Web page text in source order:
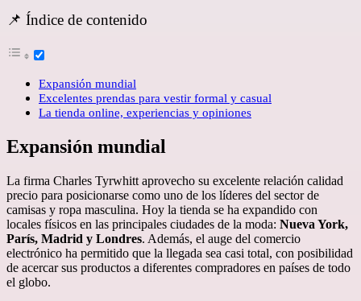
📌 Índice de contenido
Expansión mundial
Excelentes prendas para vestir formal y casual
La tienda online, experiencias y opiniones
Expansión mundial
La firma Charles Tyrwhitt aprovecho su excelente relación calidad
precio para posicionarse como uno de los líderes del sector de
camisas y ropa masculina. Hoy la tienda se ha expandido con
locales físicos en las principales ciudades de la moda: Nueva York,
París, Madrid y Londres. Además, el auge del comercio
electrónico ha permitido que la llegada sea casi total, con posibilidad
de acercar sus productos a diferentes compradores en países de todo
el globo.